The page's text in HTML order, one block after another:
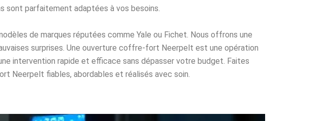
sont parfaitement adaptées à vos besoins.
de marques réputées comme Yale ou Fichet. Nous offrons une
surprises. Une ouverture coffre-fort Neerpelt est une opération
intervention rapide et efficace sans dépasser votre budget. Faites
Neerpelt fiables, abordables et réalisés avec soin.